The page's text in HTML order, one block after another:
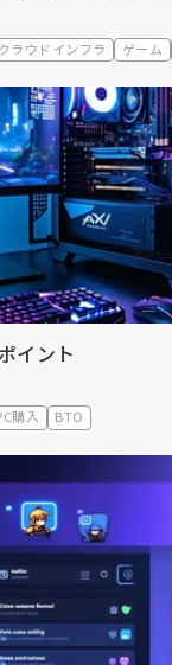
クラウドインフラ ゲーム
イント
購入 BTO